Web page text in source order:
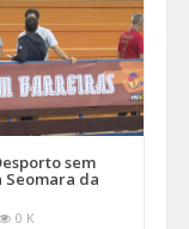
sem
Seomara da
0 K